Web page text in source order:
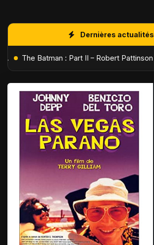
Dernières actualités
L'Âge de Glace : Le Réveil du Volcan – Manny, Sid et Diego de retour pour une aventure explosive